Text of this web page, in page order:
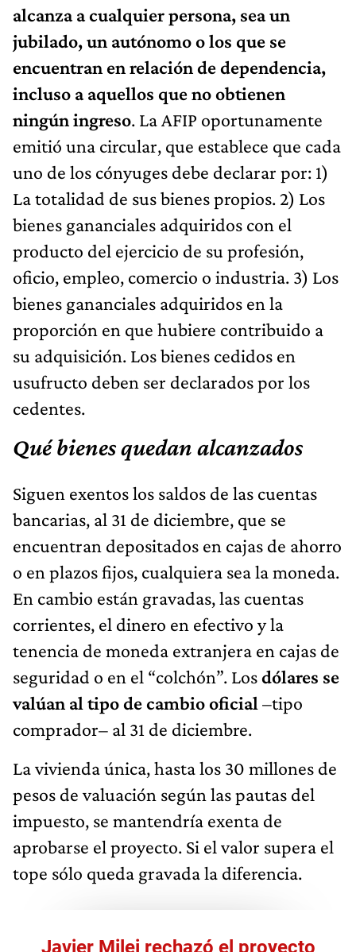
alcanza a cualquier persona, sea un
jubilado, un autónomo o los que se
encuentran en relación de dependencia,
incluso a aquellos que no obtienen
ningún ingreso. La AFIP oportunamente
emitió una circular, que establece que cada
uno de los cónyuges debe declarar por: 1)
La totalidad de sus bienes propios. 2) Los
bienes gananciales adquiridos con el
producto del ejercicio de su profesión,
oficio, empleo, comercio o industria. 3) Los
bienes gananciales adquiridos en la
proporción en que hubiere contribuido a
su adquisición. Los bienes cedidos en
usufructo deben ser declarados por los
cedentes.
Qué bienes quedan alcanzados
Siguen exentos los saldos de las cuentas
bancarias, al 31 de diciembre, que se
encuentran depositados en cajas de ahorro
o en plazos fijos, cualquiera sea la moneda.
En cambio están gravadas, las cuentas
corrientes, el dinero en efectivo y la
tenencia de moneda extranjera en cajas de
seguridad o en el “colchón”. Losdólares se
valúan al tipo de cambio oficial –tipo
comprador– al 31 de diciembre.
La vivienda única, hasta los 30 millones de
pesos de valuación según las pautas del
impuesto, se mantendría exenta de
aprobarse el proyecto. Si el valor supera el
tope sólo queda gravada la diferencia.
Javier Milei rechazó el proyecto